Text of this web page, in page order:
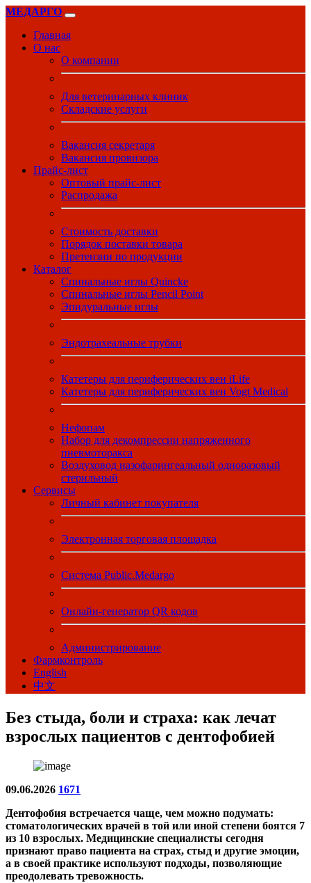
МЕДАРГО
Главная
О нас
О компании
Для ветеринарных клиник
Складские услуги
Вакансия секретаря
Вакансия провизора
Прайс-лист
Оптовый прайс-лист
Распродажа
Стоимость доставки
Порядок поставки товара
Претензии по продукции
Каталог
Спинальные иглы Quincke
Спинальные иглы Pencil Point
Эпидуральные иглы
Эндотрахеальные трубки
Катетеры для периферических вен iLife
Катетеры для периферических вен Vogt Medical
Нефопам
Набор для декомпрессии напряженного
пневмоторакса
Воздуховод назофарингеальный одноразовый
стерильный
Сервисы
Личный кабинет покупателя
Электронная торговая площадка
Система Public.Medargo
Онлайн-генератор QR кодов
Администрирование
Фармконтроль
English
中文
Без стыда, боли и страха: как лечат
взрослых пациентов с дентофобией
09.06.2026 1671
Дентофобия встречается чаще, чем можно подумать:
стоматологических врачей в той или иной степени боятся 7
из 10 взрослых. Медицинские специалисты сегодня
признают право пациента на страх, стыд и другие эмоции,
а в своей практике используют подходы, позволяющие
преодолевать тревожность.